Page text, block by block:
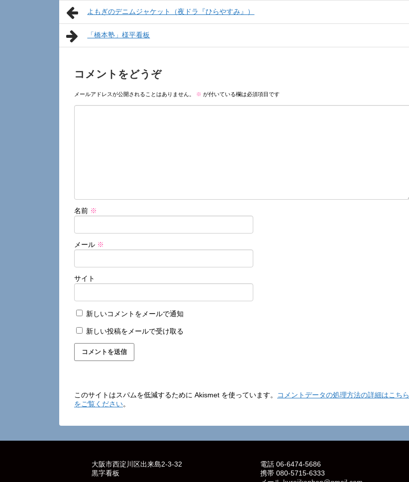
よもぎのデニムジャケット（夜ドラ『ひらやすみ』）
「橋本塾」様平看板
コメントをどうぞ
メールアドレスが公開されることはありません。 ※ が付いている欄は必須項目です
名前 ※
メール ※
サイト
新しいコメントをメールで通知
新しい投稿をメールで受け取る
このサイトはスパムを低減するために Akismet を使っています。
コメントデータの処理方法の詳細はこちら
をご覧ください。
大阪市西淀川区出来島2-3-32
黒字看板
電話 06-6474-5686
携帯 080-5715-6333